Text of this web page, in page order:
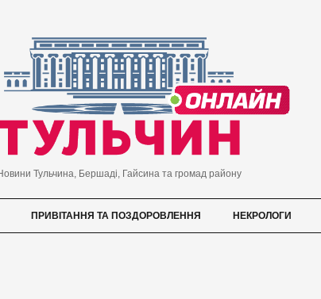
Тульчина, Бершаді, Гайсина та громад району
ПРИВІТАННЯ ТА ПОЗДОРОВЛЕННЯ НЕКРОЛОГИ